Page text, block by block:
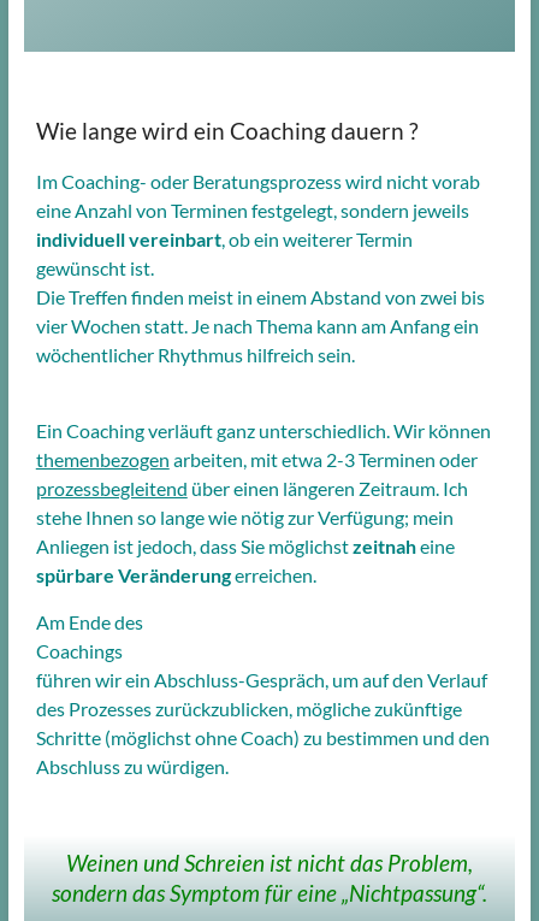
Wie lange wird ein Coaching dauern ?
Im Coaching- oder Beratungsprozess wird nicht vorab
eine Anzahl von Terminen festgelegt, sondern jeweils
individuell vereinbart, ob ein weiterer Termin
gewünscht ist.
Die Treffen finden meist in einem Abstand von zwei bis
vier Wochen statt. Je nach Thema kann am Anfang ein
wöchentlicher Rhythmus hilfreich sein.
Ein Coaching verläuft ganz unterschiedlich. Wir können
themenbezogen arbeiten, mit etwa 2-3 Terminen oder
prozessbegleitend über einen längeren Zeitraum. Ich
stehe Ihnen so lange wie nötig zur Verfügung; mein
Anliegen ist jedoch, dass Sie möglichstzeitnaheine
spürbare Veränderungerreichen.
Am Ende des
Coachings
führen wir ein Abschluss-Gespräch, um auf den Verlauf
des Prozesses zurückzublicken, mögliche zukünftige
Schritte (möglichst ohne Coach) zu bestimmen und den
Abschluss zu würdigen.
Weinen und Schreien ist nicht das Problem,
sondern das Symptom für eine „Nichtpassung“.